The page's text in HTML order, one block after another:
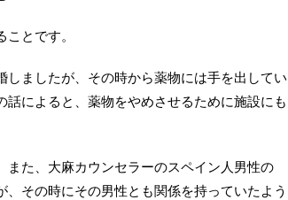
とです。
しましたが、その時から薬物には手を出してい
話によると、薬物をやめさせるために施設にも
また、大麻カウンセラーのスペイン人男性の
その時にその男性とも関係を持っていたよう